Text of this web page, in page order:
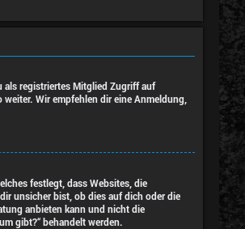
als registriertes Mitglied Zugriff auf
Wir empfehlen dir eine Anmeldung,
festlegt, dass Websites, die
unsicher bist, ob dies auf dich oder die
anbieten kann und nicht die
gibt?“ behandelt werden.